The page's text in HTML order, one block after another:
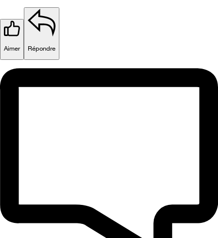
Aimer Répondre